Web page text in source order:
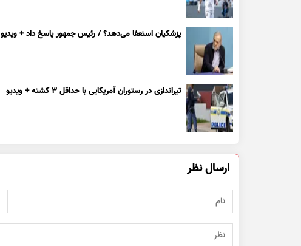
پزشکیان استعفا می‌دهد؟ / رئیس جمهور پاسخ داد + ویدیو
تیراندازی در رستوران آمریکایی با حداقل ۳ کشته + ویدیو
ارسال نظر